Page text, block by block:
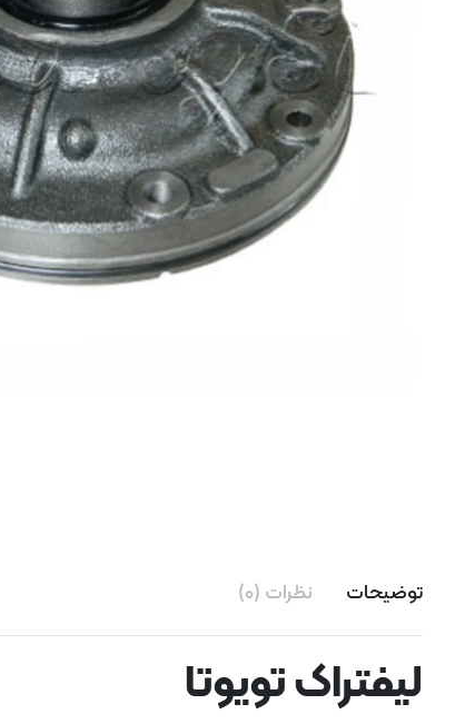
توضیحات نظرات (0)
لیفتراک تویوتا